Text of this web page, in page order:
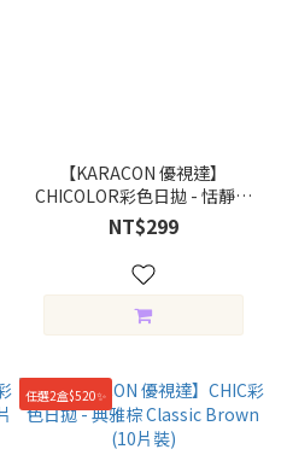
【KARACON 優視達】
CHICOLOR彩色日拋 - 恬靜米
Calm Beige (10片裝)
NT$299
任選2盒$520✨